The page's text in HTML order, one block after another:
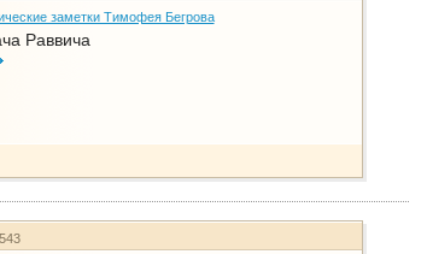
заметки Тимофея Бегрова
Раввича